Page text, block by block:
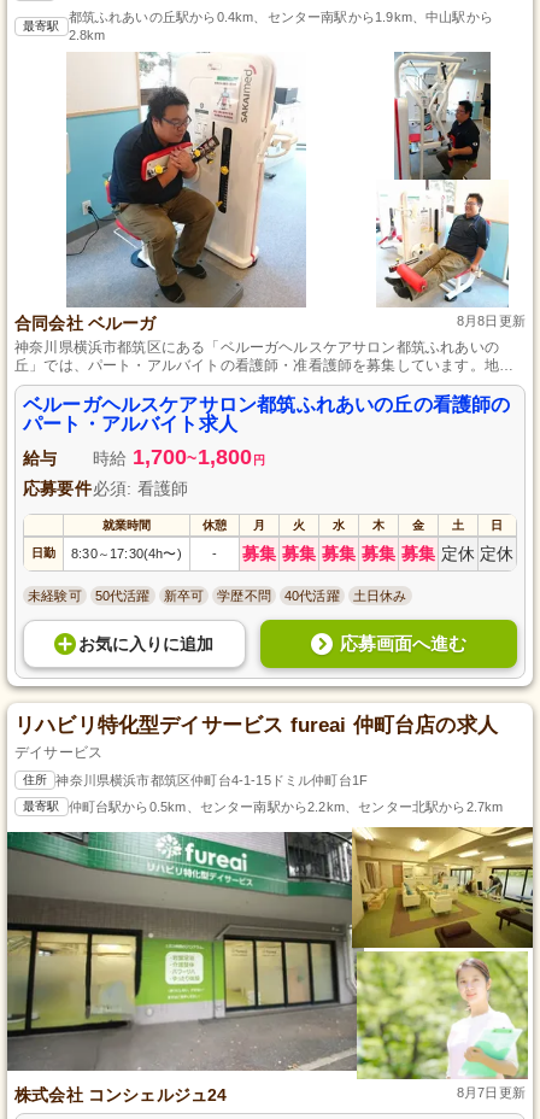
最寄駅
都筑ふれあいの丘駅から0.4km、センター南駅から1.9km、中山駅から
2.8km
合同会社 ベルーガ 8月8日更新
神奈川県横浜市都筑区にある「ベルーガヘルスケアサロン都筑ふれあいの
丘」では、パート・アルバイトの看護師・准看護師を募集しています。地域
の方々の健康を支えるデイサービスで、あなたの経験と知識を活かしません
か？アットホームな職場環境で、多職種と協力しながら質の高いケアを提供
し、利用者様の笑顔を一緒に作りましょう。明るく開放感のある院内で、新
たな人間関係を築く楽しみもあります。皆様のご応募をお待ちしています。
ベルーガヘルスケアサロン都筑ふれあいの丘の看護師の
パート・アルバイト求人
給与 時給 1,700~1,800 円
応募要件必須: 看護師
就業時間 休憩 月 火 水 木 金 土 日
日勤 8:30～ 17:30(4h〜) - 募集 募集 募集 募集 募集 定休 定休
未経験可 50代活躍 新卒可 学歴不問 40代活躍 土日休み
お気に入り に追加 応募画面へ進む
リハビリ特化型デイサービス fureai 仲町台店の求人
デイサービス
住所 神奈川県横浜市都筑区仲町台4-1-15ドミル仲町台1F
最寄駅 仲町台駅から0.5km、センター南駅から2.2km、センター北駅から2.7km
株式会社 コンシェルジュ24 8月7日更新